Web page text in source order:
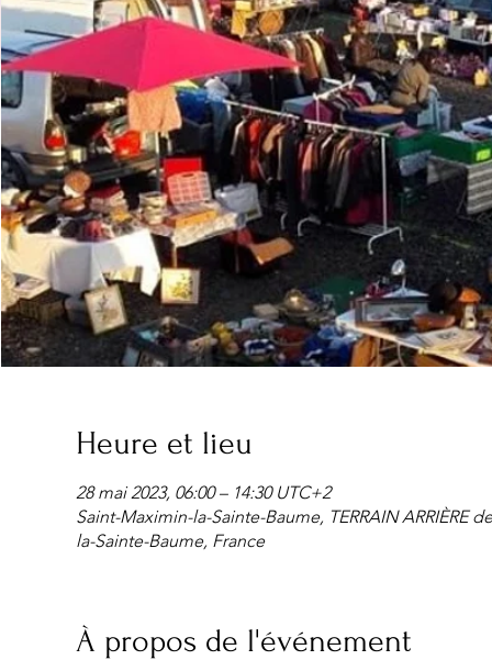
Heure et lieu
28 mai 2023, 06:00 – 14:30 UTC+2
Saint-Maximin-la-Sainte-Baume, TERRAIN ARRIÈRE
la-Sainte-Baume, France
À propos de l'événement